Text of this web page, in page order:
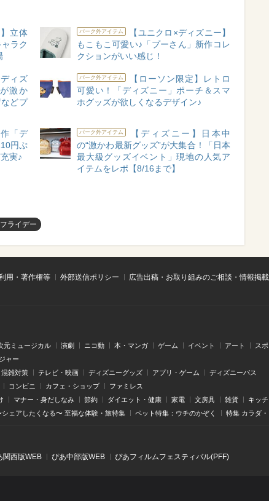
立体
ラク
パーク外アイテム
【ユニクロ×ディズニー】
もこもこ可愛い♪「プーさん」新作コレ
クションがいい感じ！
ィズ
激か
どプ
パーク外アイテム
【ローソン限定】レトロ
可愛い！「ディズニー」ポーチ＆スマ
ホグッズが欲しくなるデザイン♪
「デ
円ぷ
実♪
パーク外アイテム
【ディズニー】日本中
の“激かわ最新グッズ”が大集合！「日本
最大級グッズイベント」現地の人気ア
イテムをレポ【8/16まで】
ライデー
用・著作権等 外部送信ポリシー
広告出稿・お取り組みのご相談・情報掲
元ミュージカル 演劇 ニコ動 本・マンガ ゲーム イベント アート ス
ャー
混雑対策 テレビ・映画 ディズニーグッズ アプリ・ゲーム ディズニーパス
コンビニ カフェ・ショップ ファミレス
マナー・身だしなみ 節約 ダイエット・健康 家電 文房具 雑貨 キッ
シェアしたくなる〜 至福な体験・旅特集 ペット特集：ウチのかぞく 特集 カラダ
関⻄版WEB ぴあ中部版WEB ぴあフィルムフェスティバル(PFF)